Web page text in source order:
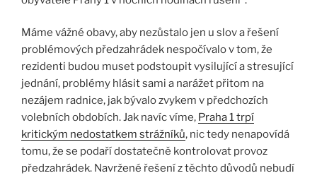
Máme vážné obavy, aby nezůstalo jen u slov a řešení
problémových předzahrádek nespočívalo v tom, že
rezidenti budou muset podstoupit vysilující a stresující
jednání, problémy hlásit sami a narážet přitom na
nezájem radnice, jak bývalo zvykem v předchozích
volebních obdobích. Jak navíc víme, Praha 1 trpí
kritickým nedostatkem strážníků, nic tedy nenapovídá
tomu, že se podaří dostatečně kontrolovat provoz
předzahrádek. Navržené řešení z těchto důvodů nebudí